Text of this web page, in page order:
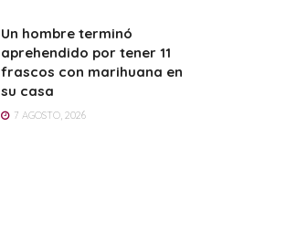
Un hombre terminó
aprehendido por tener 11
frascos con marihuana en
su casa
7 AGOSTO, 2026